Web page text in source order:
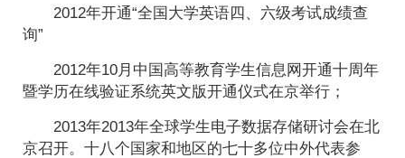
2012年开通“全国大学英语四、六级考试成绩查
询”
2012年10月中国高等教育学生信息网开通十周年
暨学历在线验证系统英文版开通仪式在京举行；
2013年2013年全球学生电子数据存储研讨会在北
京召开。十八个国家和地区的七十多位中外代表参